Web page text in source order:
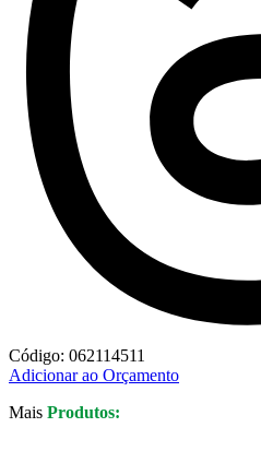
Código: 062114511
Adicionar ao Orçamento
Mais Produtos: